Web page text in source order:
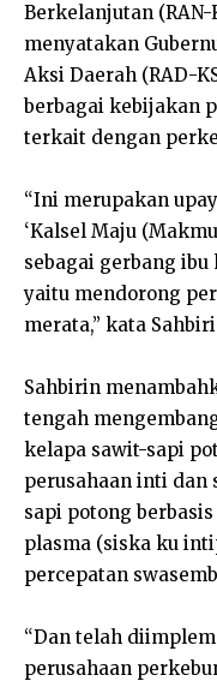
Berkelanjutan (RAN-
menyatakan
Aksi Daerah (RAD-
berbagai kebijakan
terkait dengan
“Ini merupakan
‘Kalsel Maju
sebagai gerbang
yaitu mendorong
merata,” kata
Sahbirin
tengah
kelapa sawit-sapi
perusahaan inti
sapi potong
plasma (siska ku
percepatan
“Dan telah
perusahaan